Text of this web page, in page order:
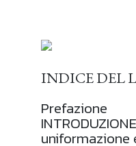
INDICE DEL
Prefazione
uniformazione